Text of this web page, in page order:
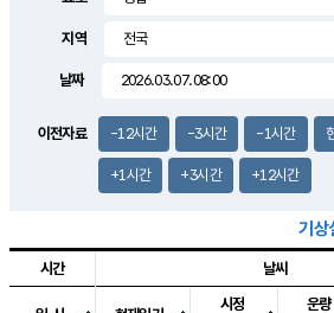
2.3m/s
지역
날짜
이전자료 -12시간 -3시간 -1시간
+1시간 +3시간 +12시간
기상
시간 날씨
시정
운량